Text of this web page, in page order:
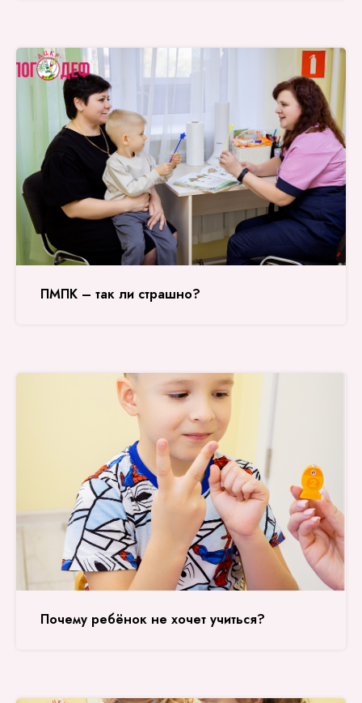
ПМПК – так ли страшно?
Почему ребёнок не хочет учиться?